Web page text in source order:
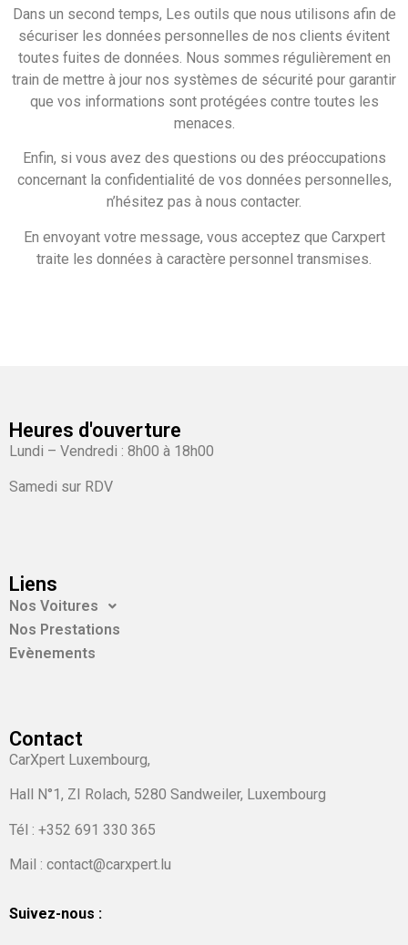
Dans un second temps, Les outils que nous utilisons afin de
sécuriser les données personnelles de nos clients évitent
toutes fuites de données. Nous sommes régulièrement en
train de mettre à jour nos systèmes de sécurité pour garantir
que vos informations sont protégées contre toutes les
menaces.
Enfin, si vous avez des questions ou des préoccupations
concernant la confidentialité de vos données personnelles,
n’hésitez pas à nous contacter.
En envoyant votre message, vous acceptez que Carxpert
traite les données à caractère personnel transmises.
Heures d'ouverture
Lundi – Vendredi : 8h00 à 18h00
Samedi sur RDV
Liens
Nos Voitures
Nos Prestations
Evènements
Contact
CarXpert Luxembourg,
Hall N°1, ZI Rolach, 5280 Sandweiler, Luxembourg
Tél : +352 691 330 365
Mail : contact@carxpert.lu
Suivez-nous :